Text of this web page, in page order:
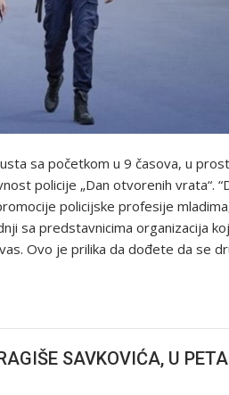
sa početkom u 9 časova, u
policije „Dan otvorenih vrata“.
policijske profesije
sa predstavnicima organizacija
Ovo je prilika da dođete da se
SAVKOVIĆA, U